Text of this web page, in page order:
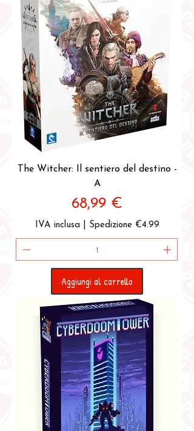
The Witcher: Il sentiero del destino -
A
Prezzo
68,99 €
IVA inclusa Spedizione €4.99
Aggiungi al carrello